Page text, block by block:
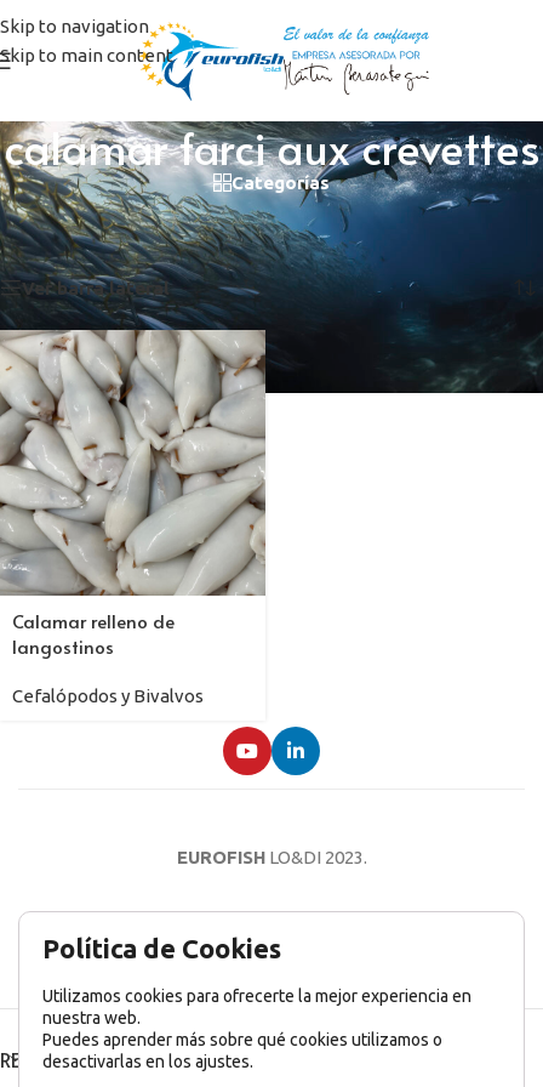
Skip to navigation
Skip to main content
calamar farci aux crevettes
Categorías
Inicio/Productos etiquetados “calamar farci aux crevettes”
Mostrando el único resultado
Ver barra lateral
Calamar relleno de
langostinos
Cefalópodos y Bivalvos
EUROFISHLO&DI 2023.
AVISO LEGAL POLÍTICA DE PRIVACIDAD
RECENT POSTS
Política de Cookies
Utilizamos cookies para ofrecerte la mejor experiencia en
nuestra web.
Puedes aprender más sobre qué cookies utilizamos o
desactivarlas en los ajustes.